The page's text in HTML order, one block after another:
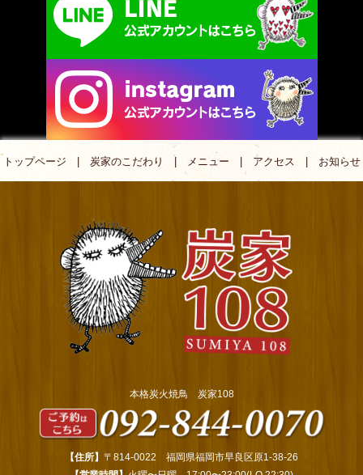
トップページ 炭家のこだわり メニュー アクセス お知らせ
本格炭火焼鳥 炭家108
【住所】 〒814-0022 福岡県福岡市早良区原1-38-26